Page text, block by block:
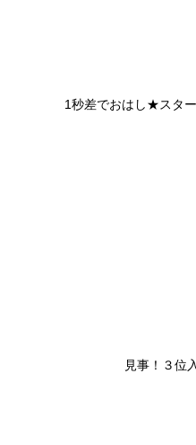
1秒差でおはし★スタ
見事！３位